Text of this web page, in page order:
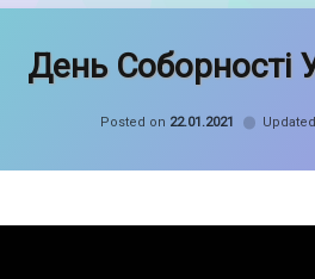
День Соборності
Posted on 22.01.2021